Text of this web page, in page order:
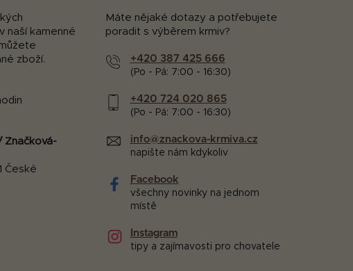
naší kamenné
zboží.
Značková-
České
Máte nějaké dotazy a potřebujete
poradit s výběrem krmiv?
+420 387 425 666
(Po - Pá: 7:00 - 16:30)
+420 724 020 865
(Po - Pá: 7:00 - 16:30)
info@znackova-krmiva.cz
napište nám kdykoliv
Facebook
všechny novinky na jednom
místě
Instagram
tipy a zajímavosti pro chovatele